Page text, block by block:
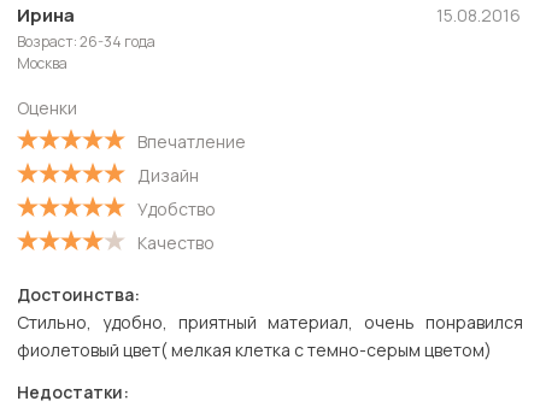
Новые
Старые
С низкой оценкой
Ирина
Возраст: 26-34 года
Москва
Оценки
Впечатление
Дизайн
Удобство
Качество
15.08.2016
Достоинства:
Стильно, удобно, приятный материал, очень понравился
фиолетовый цвет( мелкая клетка с темно-серым цветом)
Недостатки: